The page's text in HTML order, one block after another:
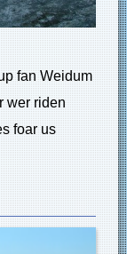
fan Weidum
wer riden
foar us